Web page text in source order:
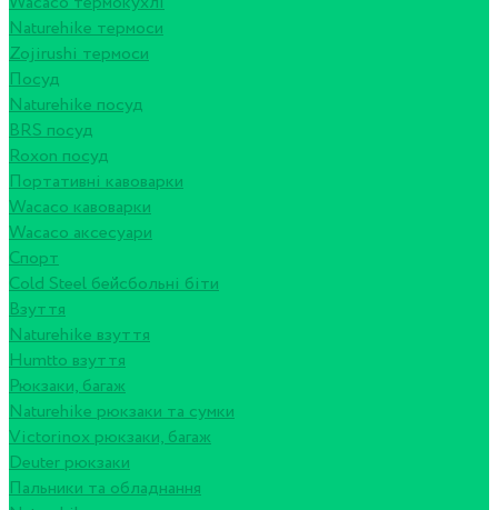
Naturehike термоси
Zojirushi термоси
Посуд
Naturehike посуд
BRS посуд
Roxon посуд
Портативні кавоварки
Wacaco кавоварки
Wacaco аксесуари
Спорт
Cold Steel бейсбольні біти
Взуття
Naturehike взуття
Humtto взуття
Рюкзаки, багаж
Naturehike рюкзаки та сумки
Victorinox рюкзаки, багаж
Deuter рюкзаки
Пальники та обладнання